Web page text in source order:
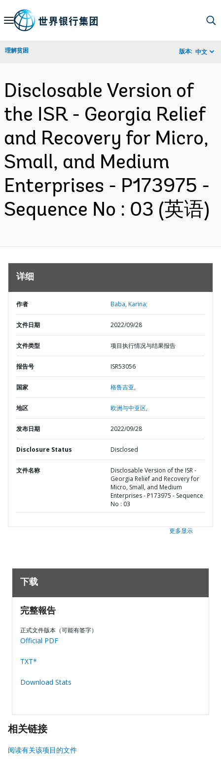
Skip
Navigation
理解贫困 版本: 中文
Disclosable Version of
the ISR - Georgia Relief
and Recovery for Micro,
Small, and Medium
Enterprises - P173975 -
Sequence No : 03 (英语)
详细
作者 Baba, Karina;
文件日期 2022/09/28
文件类型 项目执行情况与结果报告
报告号 ISR53056
国家 格鲁吉亚,
地区 欧洲与中亚区,
发布日期 2022/09/28
Disclosure Status Disclosed
文件名称
Disclosable Version of the ISR -
Georgia Relief and Recovery for
Micro, Small, and Medium
Enterprises - P173975 - Sequence
No : 03
更多显示
下载
完整報告
正式文件版本（可能有签字）
Official PDF
TXT*
Download Stats
相关链接
阅读有关该项目的文件